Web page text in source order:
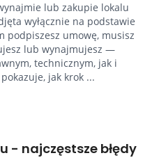
lub zakupie lokalu
wyłącznie na podstawie
podpiszesz umowę, musisz
lub wynajmujesz —
technicznym, jak i
jak krok ...
- najczęstsze błędy